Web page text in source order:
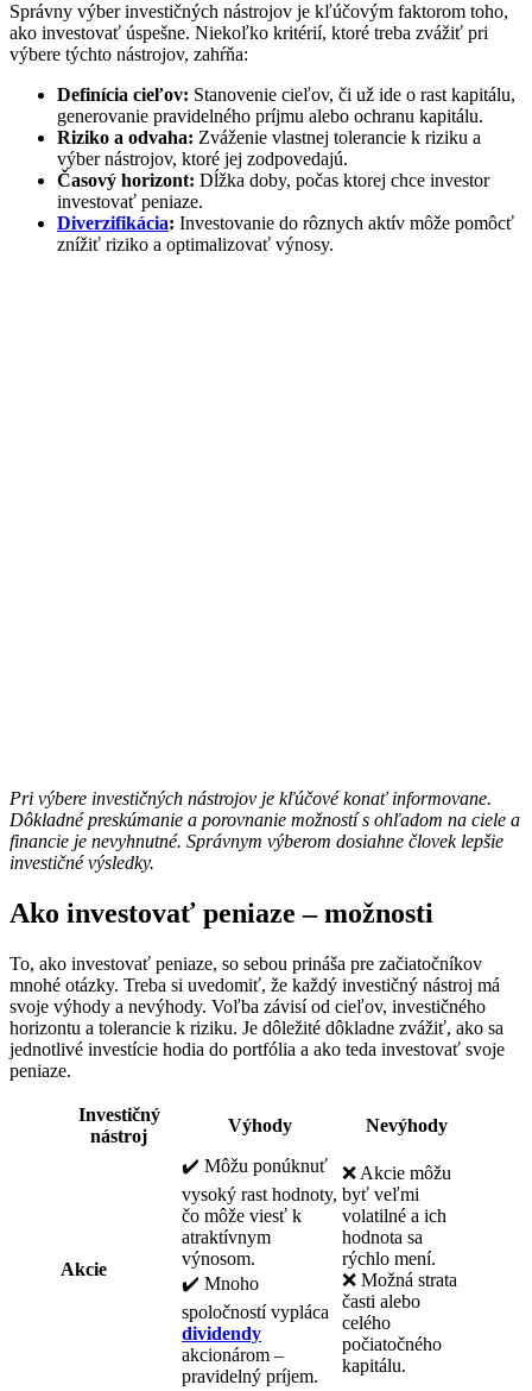
Správny výber investičných nástrojov je kľúčovým faktorom toho,
ako investovať úspešne. Niekoľko kritérií, ktoré treba zvážiť pri
výbere týchto nástrojov, zahŕňa:
Definícia cieľov: Stanovenie cieľov, či už ide o rast kapitálu,
generovanie pravidelného príjmu alebo ochranu kapitálu.
Riziko a odvaha: Zváženie vlastnej tolerancie k riziku a
výber nástrojov, ktoré jej zodpovedajú.
Časový horizont: Dĺžka doby, počas ktorej chce investor
investovať peniaze.
Diverzifikácia: Investovanie do rôznych aktív môže pomôcť
znížiť riziko a optimalizovať výnosy.
Pri výbere investičných nástrojov je kľúčové konať informovane.
Dôkladné preskúmanie a porovnanie možností s ohľadom na ciele a
financie je nevyhnutné. Správnym výberom dosiahne človek lepšie
investičné výsledky.
Ako investovať peniaze – možnosti
To, ako investovať peniaze, so sebou prináša pre začiatočníkov
mnohé otázky. Treba si uvedomiť, že každý investičný nástroj má
svoje výhody a nevýhody. Voľba závisí od cieľov, investičného
horizontu a tolerancie k riziku. Je dôležité dôkladne zvážiť, ako sa
jednotlivé investície hodia do portfólia a ako teda investovať svoje
peniaze.
Investičný
nástroj
Výhody Nevýhody
Akcie
✔️ Môžu ponúknuť
vysoký rast hodnoty,
čo môže viesť k
atraktívnym
výnosom.
✔️ Mnoho
spoločností vypláca
dividendy
akcionárom –
pravidelný príjem.
❌ Akcie môžu
byť veľmi
volatilné a ich
hodnota sa
rýchlo mení.
❌ Možná strata
časti alebo
celého
počiatočného
kapitálu.